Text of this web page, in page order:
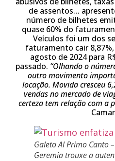
de assentos…
número de bilhetes
quase 60% do
Veículos foi um dos
faturamento cair
agosto de 2024 para
passado. “Olhando o
outro movimento
locação. Movida cresceu
vendas no mercado de
certeza tem relação com a
Galeto Al Primo Canto
Geremia trouxe a